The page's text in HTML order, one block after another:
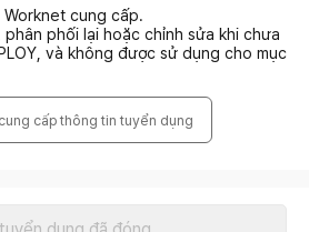
cung cấp.
phối lại hoặc chỉnh sửa khi chưa
và không được sử dụng cho mục
cấp thông tin tuyển dụng